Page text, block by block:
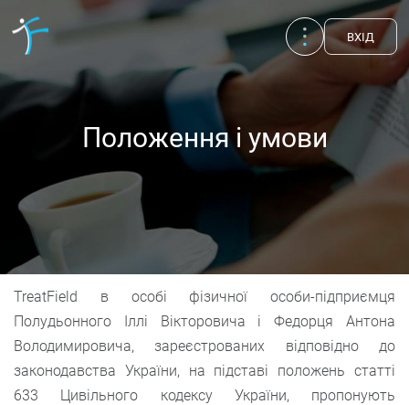
Публікації
Терапевти
UAENRU
ВХIД
Положення і умови
TreatField в особі фізичної особи-підприємця
Полудьонного Іллі Вікторовича і Федорця Антона
Володимировича, зареєстрованих відповідно до
законодавства України, на підставі положень статті
633 Цивільного кодексу України, пропонують